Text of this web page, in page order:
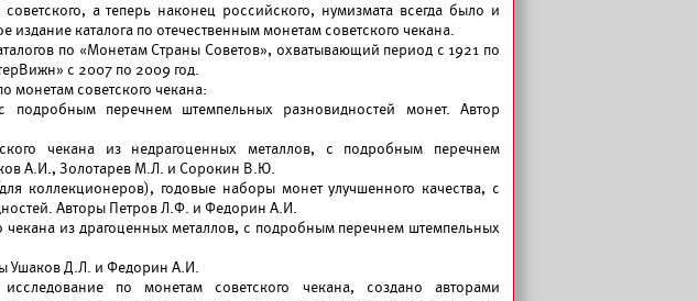
а теперь наконец российского, нумизмата всегда было и
каталога по отечественным монетам советского чекана.
по «Монетам Страны Советов», охватывающий период с 1921 по
с 2007 по 2009 год.
монетам советского чекана:
перечнем штемпельных разновидностей монет. Автор
чекана из недрагоценных металлов, с подробным перечнем
А.И., Золотарев М.Л. и Сорокин В.Ю.
коллекционеров), годовые наборы монет улучшенного качества, с
Авторы Петров Л.Ф. и Федорин А.И.
из драгоценных металлов, с подробным перечнем штемпельных
Ушаков Д.Л. и Федорин А.И.
по монетам советского чекана, создано авторами